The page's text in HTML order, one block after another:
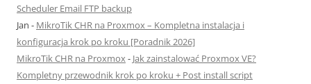
Scheduler Email FTP backup
Jan - MikroTik CHR na Proxmox – Kompletna instalacja i
konfiguracja krok po kroku [Poradnik 2026]
MikroTik CHR na Proxmox- Jak zainstalować Proxmox VE?
Kompletny przewodnik krok po kroku + Post install script